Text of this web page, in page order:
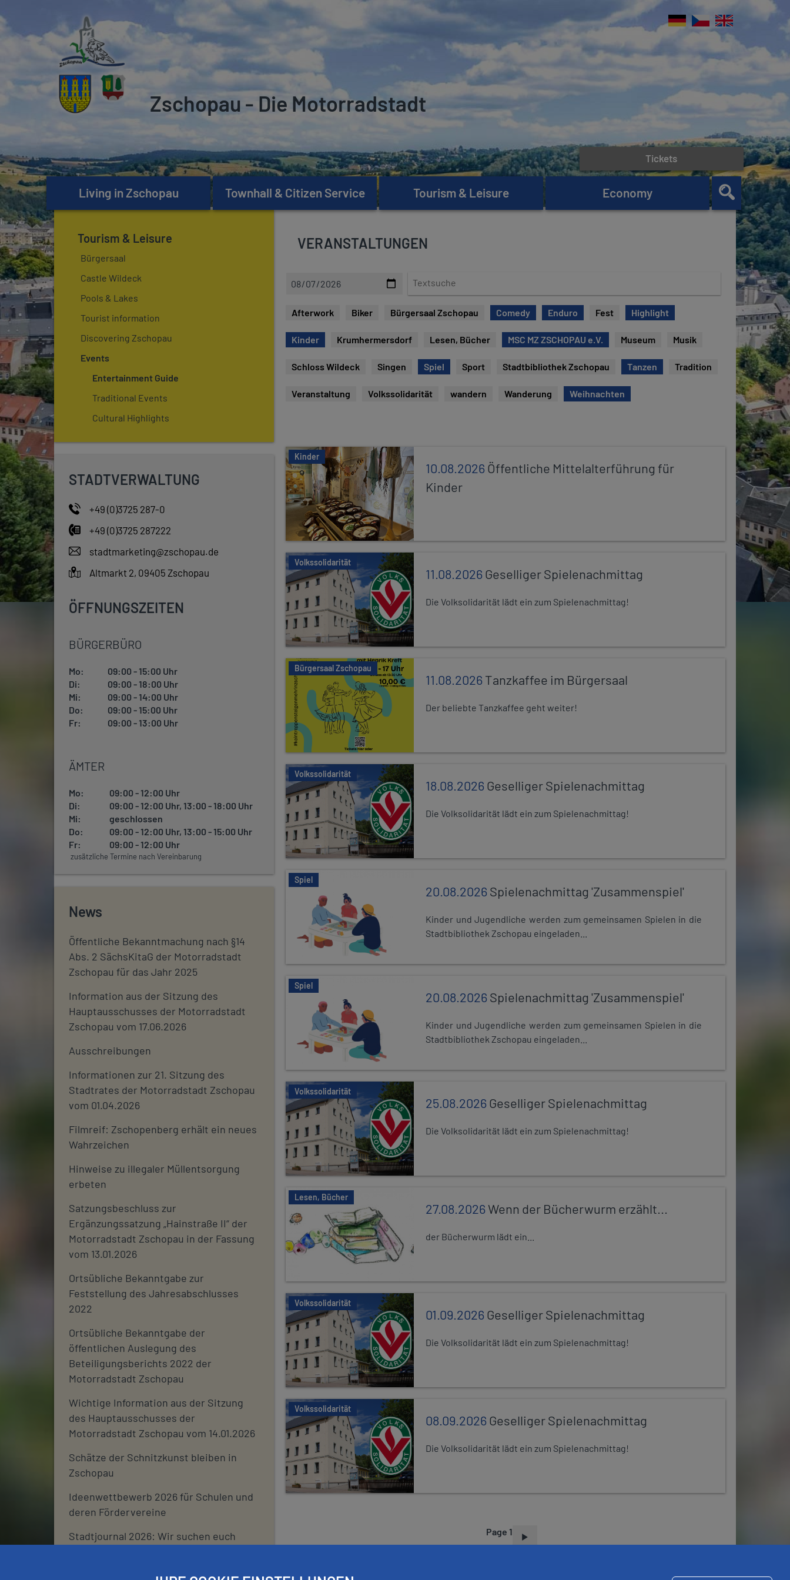
Zschopau - Die Motorradstadt
Living in Zschopau Townhall & Citizen Service Tourism & Leisure Economy
Tickets
Tourism & Leisure
Bürgersaal
Castle Wildeck
Pools & Lakes
Tourist information
Discovering Zschopau
Events
Entertainment Guide
Traditional Events
Cultural Highlights
STADTVERWALTUNG
+49 (0)3725 287-0
+49 (0)3725 287222
stadtmarketing@zschopau.de
Altmarkt 2, 09405 Zschopau
ÖFFNUNGSZEITEN
BÜRGERBÜRO
Mo:
09:00 - 15:00 Uhr
Di:
09:00 - 18:00 Uhr
Mi:
09:00 - 14:00 Uhr
Do:
09:00 - 15:00 Uhr
Fr:
09:00 - 13:00 Uhr
ÄMTER
Mo:
09:00 - 12:00 Uhr
Di:
09:00 - 12:00 Uhr, 13:00 - 18:00 Uhr
Mi:
geschlossen
Do:
09:00 - 12:00 Uhr, 13:00 - 15:00 Uhr
Fr:
09:00 - 12:00 Uhr
zusätzliche Termine nach Vereinbarung
News
Öffentliche Bekanntmachung nach §14
Abs. 2 SächsKitaG der Motorradstadt
Zschopau für das Jahr 2025
Information aus der Sitzung des
Hauptausschusses der Motorradstadt
Zschopau vom 17.06.2026
Ausschreibungen
Informationen zur 21. Sitzung des
Stadtrates der Motorradstadt Zschopau
vom 01.04.2026
Filmreif: Zschopenberg erhält ein neues
Wahrzeichen
Hinweise zu illegaler Müllentsorgung
erbeten
Satzungsbeschluss zur
Ergänzungssatzung „Hainstraße II“ der
Motorradstadt Zschopau in der Fassung
vom 13.01.2026
Ortsübliche Bekanntgabe zur
Feststellung des Jahresabschlusses
2022
Ortsübliche Bekanntgabe der
öffentlichen Auslegung des
Beteiligungsberichts 2022 der
Motorradstadt Zschopau
Wichtige Information aus der Sitzung
des Hauptausschusses der
Motorradstadt Zschopau vom 14.01.2026
Schätze der Schnitzkunst bleiben in
Zschopau
Ideenwettbewerb 2026 für Schulen und
deren Fördervereine
Stadtjournal 2026: Wir suchen euch
VERANSTALTUNGEN
t
u
Afterwork Biker Bürgersaal Zschopau Comedy Enduro Fest Highlight
Kinder Krumhermersdorf Lesen, Bücher MSC MZ ZSCHOPAU e.V. Museum Musik
Schloss Wildeck Singen Spiel Sport Stadtbibliothek Zschopau Tanzen Tradition
Veranstaltung Volkssolidarität wandern Wanderung Weihnachten
Kinder
10.08.2026Öffentliche Mittelalterführung für
Kinder
Volkssolidarität
11.08.2026Geselliger Spielenachmittag
Die Volksolidarität lädt ein zum Spielenachmittag!
Bürgersaal Zschopau
11.08.2026Tanzkaffee im Bürgersaal
Der beliebte Tanzkaffee geht weiter!
Volkssolidarität
18.08.2026Geselliger Spielenachmittag
Die Volksolidarität lädt ein zum Spielenachmittag!
Spiel
20.08.2026Spielenachmittag 'Zusammenspiel'
Kinder und Jugendliche werden zum gemeinsamen Spielen in die
Stadtbibliothek Zschopau eingeladen...
Spiel
20.08.2026Spielenachmittag 'Zusammenspiel'
Kinder und Jugendliche werden zum gemeinsamen Spielen in die
Stadtbibliothek Zschopau eingeladen...
Volkssolidarität
25.08.2026Geselliger Spielenachmittag
Die Volksolidarität lädt ein zum Spielenachmittag!
Lesen, Bücher
27.08.2026Wenn der Bücherwurm erzählt...
der Bücherwurm lädt ein...
Volkssolidarität
01.09.2026Geselliger Spielenachmittag
Die Volksolidarität lädt ein zum Spielenachmittag!
Volkssolidarität
08.09.2026Geselliger Spielenachmittag
Die Volksolidarität lädt ein zum Spielenachmittag!
P
G
Page 1